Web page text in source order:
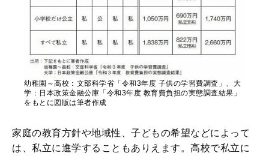
幼稚園～高校：文部科学省「令和3年度 子供の学習費調査」、大
学：日本政策金融公庫「令和3年度 教育費負担の実態調査結果」
をもとに図版は筆者作成
家庭の教育方針や地域性、子どもの希望などによって
は、私立に進学することもありえます。高校で私立に